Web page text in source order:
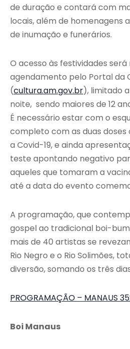
de duração e contará com
locais, além de homenagens
de inumação e funerários.
O acesso às festividades
agendamento pelo Portal da
(cultura.am.gov.br), limitado
noite, sendo maiores de 12
É necessário estar com o
completo com as duas doses
a Covid-19, e ainda
teste apontando negativo
aqueles que tomaram a
até a data do evento
A programação, que
gospel ao tradicional boi-
mais de 40 artistas se
Rio Negro e o Rio Solimões,
diversão, somando os três
PROGRAMAÇÃO – MANAUS
Boi Manaus